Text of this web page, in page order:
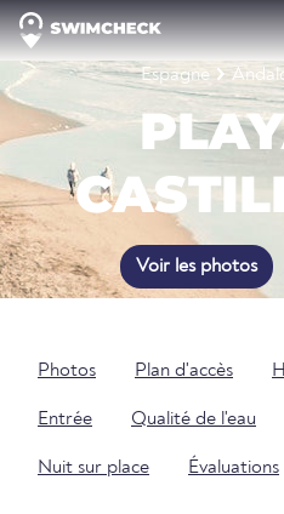
Espagne
Voir les photos
Photos Plan d'accès
Entrée Qualité de l'eau
Nuit sur place Évaluations